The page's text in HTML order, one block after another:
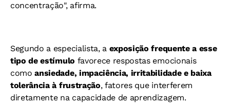
concentração", afirma.
Segundo a especialista, a exposição frequente a esse
tipo de estímulo favorece respostas emocionais
comoansiedade, impaciência, irritabilidade e baixa
tolerância à frustração, fatores que interferem
diretamente na capacidade de aprendizagem.